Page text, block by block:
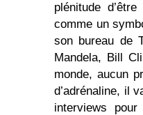
plénitude
comme un
son bureau de
Mandela, Bill
monde, aucun
d’adrénaline, il
interviews